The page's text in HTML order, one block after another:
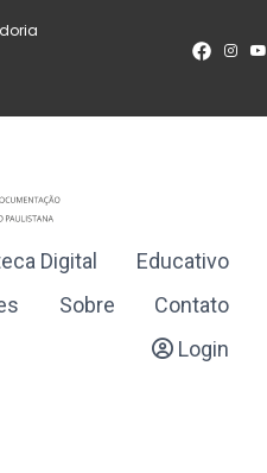
Ir
Digital
Educativo
Sobre
Contato
Login